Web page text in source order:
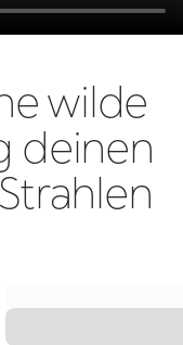
wilde
deinen